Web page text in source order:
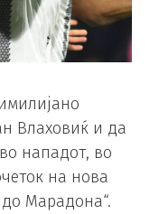
Влаховиќ и да
нападот, во
на нова
Марадона“.